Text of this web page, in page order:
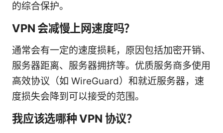
的综合保护。
VPN 会减慢上网速度吗？
通常会有一定的速度损耗，原因包括加密开销、
服务器距离、服务器拥挤等。优质服务商多使用
高效协议（如 WireGuard）和就近服务器，速
度损失会降到可以接受的范围。
我应该选哪种 VPN 协议？